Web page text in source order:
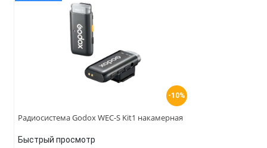
-10%
Радиосистема Godox WEC-S Kit1 накамерная
Быстрый просмотр